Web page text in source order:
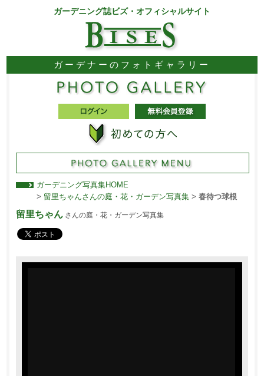
ガーデニング誌ビズ・オフィシャルサイト
ガーデナーのフォトギャラリー
ガーデニング写真集HOME
> 留里ちゃんさんの庭・花・ガーデン写真集> 春待つ球根
留里ちゃんさんの庭・花・ガーデン写真集